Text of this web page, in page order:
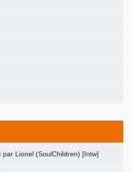
par Lionel (SoulChildren) [Intw]